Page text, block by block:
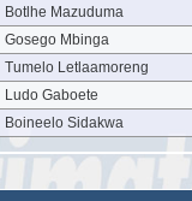
Botlhe Mazuduma
Gosego Mbinga
Tumelo Letlaamoreng
Ludo Gaboete
Boineelo Sidakwa